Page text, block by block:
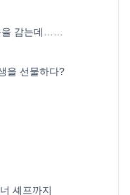
을 감는데……
을 선물하다?
셰프까지